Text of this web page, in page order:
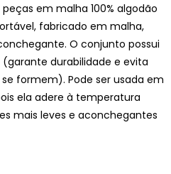
em malha 100% algodão
fabricado em malha,
O conjunto possui
durabilidade e evita
formem). Pode ser usada em
ela adere à temperatura
mais leves e aconchegantes